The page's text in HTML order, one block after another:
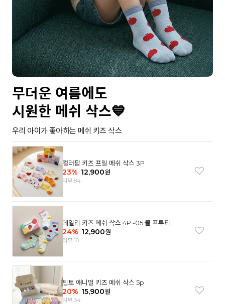
무더운 여름에도
시원한 메쉬 삭스💙
우리 아이가 좋아하는 메쉬 키즈 삭스
컬러팜 키즈 프릴 메쉬 삭스 3P
23% 12,900원
리뷰 84
데일리 키즈 메쉬 삭스 4P -05 쿨 프루티
24% 12,900원
리뷰 10
팁토 애니멀 키즈 메쉬 삭스 5p
20% 15,900원
리뷰 34